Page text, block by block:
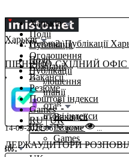
Харьків
Події
Публікації
Оголошення
Компанії
Вакансії
Резюме
Поштові індекси
Games
RU|UK
Харьків
Події
Публікації
Оголошення
Компанії
Роботаβ
Вакансії
Резюме
Поштові індекси
Ще
Games
uk
Головна Публікації
ПІВНІЧНО-СХІДНИЙ
,
14-09-2021 06:28різне ...
ДЕРЖАУДИТОРИ